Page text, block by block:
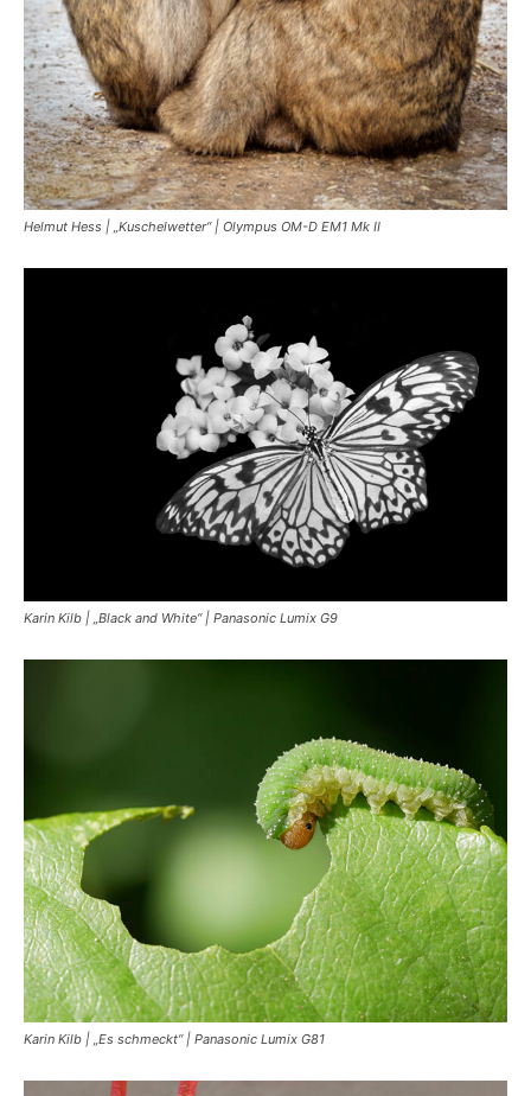
Helmut Hess | „Kuschelwetter“ | Olympus OM-D EM1 Mk II
Karin Kilb | „Black and White“ | Panasonic Lumix G9
Karin Kilb | „Es schmeckt“ | Panasonic Lumix G81